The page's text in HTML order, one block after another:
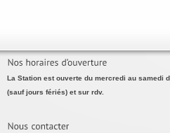
La Station est ouverte du mercredi au samedi
(sauf jours fériés) et sur rdv.